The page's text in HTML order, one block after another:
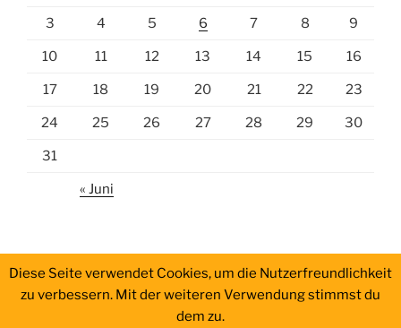
3 4 5 6 7 8 9
10 11 12 13 14 15 16
17 18 19 20 21 22 23
24 25 26 27 28 29 30
31
« Juni
Diese Seite verwendet Cookies, um die Nutzerfreundlichkeit
zu verbessern. Mit der weiteren Verwendung stimmst du
dem zu.